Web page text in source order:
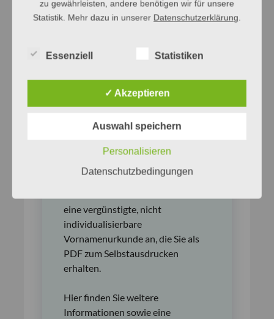
Sie können zu diesem und
Vornamenurkunde bestellen, bei
der Sie die Rahmenfarbe und ein
Datum festlegen können, das auf
der Urkunde erscheint. Der
Namensträger oder die
Namensträgerin hat mehr als einen
Namen? Kein Problem, auf der
Urkunde finden alle Namen Platz.
eine vergünstigte, nicht
individualisierbare
Vornamenurkunde an, die Sie als
PDF zum Selbstausdrucken
erhalten.
Hier finden Sie weitere
Informationen sowie eine
zu gewährleisten, andere benötigen wir für unsere
Statistik. Mehr dazu in unserer Datenschutzerklärung
Essenziell Statistiken
✓ Akzeptieren
Auswahl speichern
Personalisieren
Datenschutzbedingungen